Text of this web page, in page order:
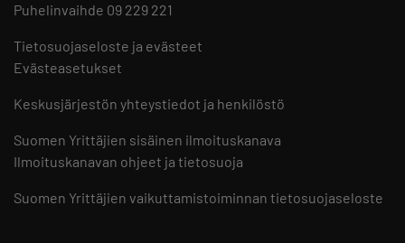
Puhelinvaihde 09 229 221
Tietosuojaseloste ja evästeet
Evästeasetukset
Keskusjärjestön yhteystiedot ja henkilöstö
Suomen Yrittäjien sisäinen ilmoituskanava
Ilmoituskanavan ohjeet ja tietosuoja
Suomen Yrittäjien vaikuttamistoiminnan tietosuojaseloste